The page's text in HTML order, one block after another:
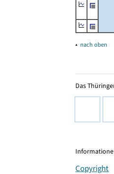
▴ nach oben
Das
Copyright